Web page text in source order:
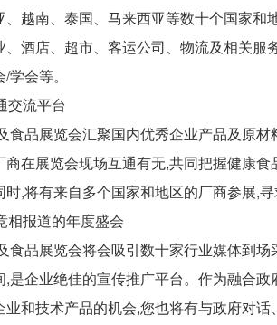
、越南、泰国、马来西亚等数十个国家
酒店、超市、客运公司、物流及相关服
会等。
交流平台
食品展览会汇聚国内优秀企业产品及原
商在展览会现场互通有无,共同把握健康
,将有来自多个国家和地区的厂商参展,
相报道的年度盛会
食品展览会将会吸引数十家行业媒体到
,是企业绝佳的宣传推广平台。作为融合
和技术产品的机会,您也将有与政府对